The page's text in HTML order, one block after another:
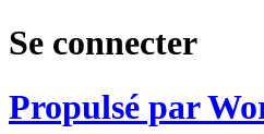
Se connecter
Propulsé par